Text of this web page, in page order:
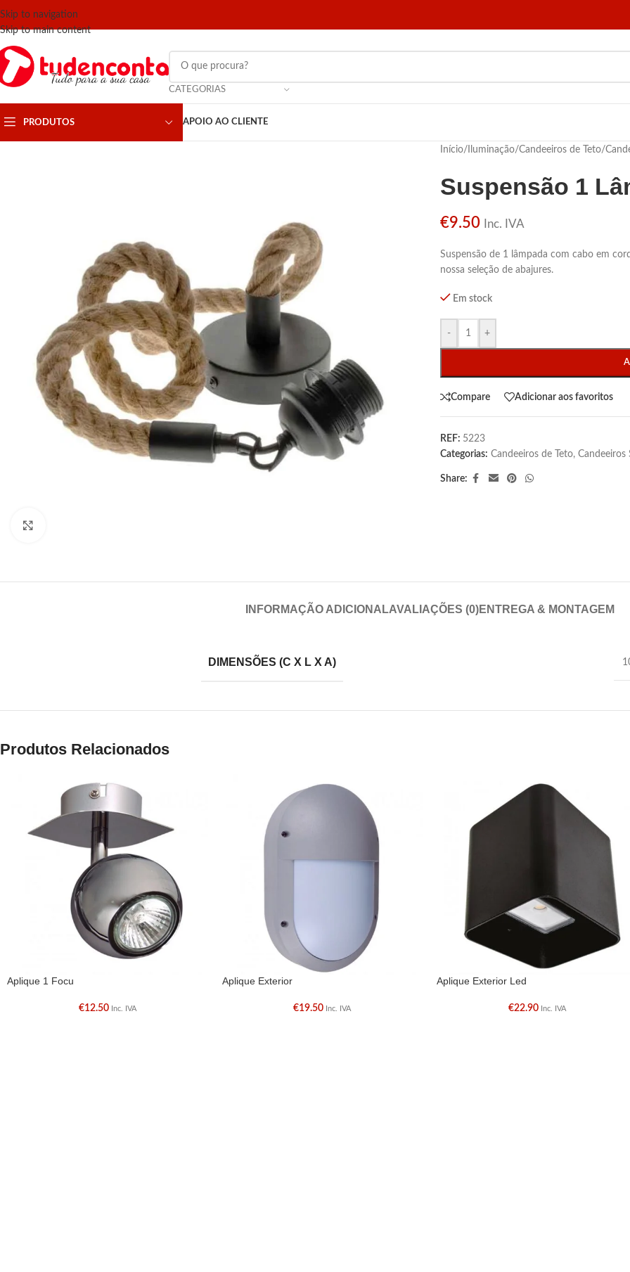
Skip to navigation
Skip to main content
CATEGORIAS
PRODUTOS APOIO AO CLIENTE
Início/ Iluminação/Candeeiros de Teto/
Suspensão 1
€9.50 Inc. IVA
Suspensão de 1 lâmpada com cabo em
nossa seleção de abajures.
Em stock
- +
Compare Adicionar aos favoritos
REF: 5223
Categorias: Candeeiros de Teto, Candeeiros
Share:
INFORMAÇÃO ADICIONALAVALIAÇÕES (0)ENTREGA & MONTAGEM
DIMENSÕES (C X L X A)
Produtos Relacionados
Aplique 1 Focu
€12.50 Inc. IVA
Aplique Exterior
€19.50 Inc. IVA
Aplique Exterior Led
€22.90 Inc. IVA